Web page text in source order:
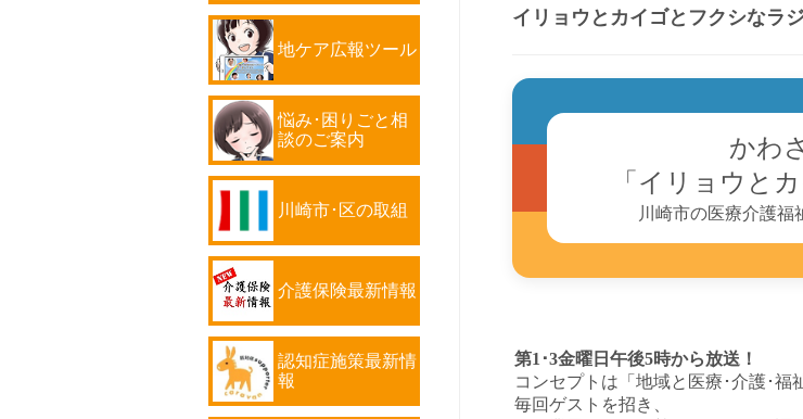
地ケア広報ツール
悩み･困りごと相
談のご案内
川崎市･区の取組
介護保険最新情報
認知症施策最新情
報
イリョウとカイゴとフクシなラ
かわ
「イリョウと
川崎市の医療介護福
第1･3金曜日午後5時から放送！
コンセプトは「地域と医療･介護･福
毎回ゲストを招き、